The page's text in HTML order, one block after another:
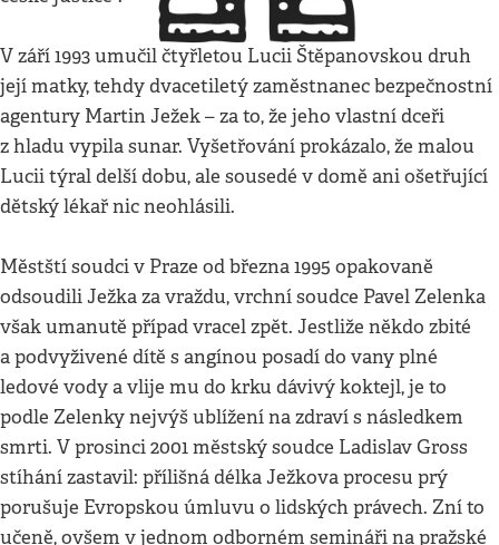
V září 1993 umučil čtyřletou Lucii Štěpanovskou druh
její matky, tehdy dvacetiletý zaměstnanec bezpečnostní
agentury Martin Ježek – za to, že jeho vlastní dceři
z hladu vypila sunar. Vyšetřování prokázalo, že malou
Lucii týral delší dobu, ale sousedé v domě ani ošetřující
dětský lékař nic neohlásili.
Městští soudci v Praze od března 1995 opakovaně
odsoudili Ježka za vraždu, vrchní soudce Pavel Zelenka
však umanutě případ vracel zpět. Jestliže někdo zbité
a podvyživené dítě s angínou posadí do vany plné
ledové vody a vlije mu do krku dávivý koktejl, je to
podle Zelenky nejvýš ublížení na zdraví s následkem
smrti. V prosinci 2001 městský soudce Ladislav Gross
stíhání zastavil: přílišná délka Ježkova procesu prý
porušuje Evropskou úmluvu o lidských právech. Zní to
učeně, ovšem v jednom odborném semináři na pražské